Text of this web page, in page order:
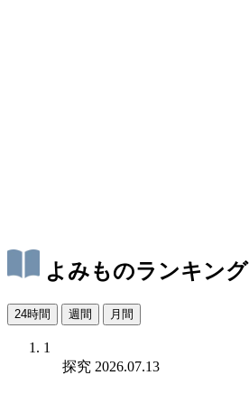
よみものランキング
24時間 週間 月間
1
探究 2026.07.13